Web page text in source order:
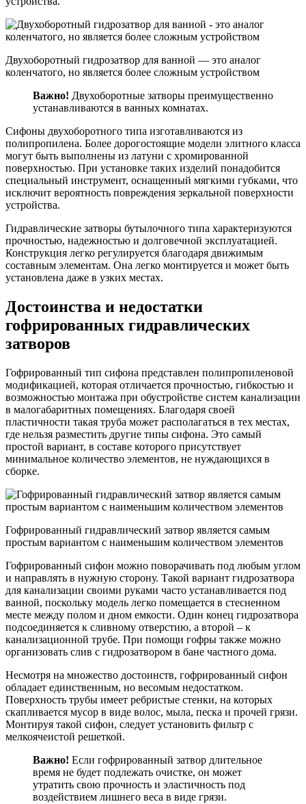
Двухоборотный гидрозатвор для ванной — это аналог
коленчатого, но является более сложным устройством
Важно! Двухоборотные затворы преимущественно
устанавливаются в ванных комнатах.
Сифоны двухоборотного типа изготавливаются из
полипропилена. Более дорогостоящие модели элитного класса
могут быть выполнены из латуни с хромированной
поверхностью. При установке таких изделий понадобится
специальный инструмент, оснащенный мягкими губками, что
исключит вероятность повреждения зеркальной поверхности
устройства.
Гидравлические затворы бутылочного типа характеризуются
прочностью, надежностью и долговечной эксплуатацией.
Конструкция легко регулируется благодаря движимым
составным элементам. Она легко монтируется и может быть
установлена даже в узких местах.
Достоинства и недостатки
гофрированных гидравлических
затворов
Гофрированный тип сифона представлен полипропиленовой
модификацией, которая отличается прочностью, гибкостью и
возможностью монтажа при обустройстве систем канализации
в малогабаритных помещениях. Благодаря своей
пластичности такая труба может располагаться в тех местах,
где нельзя разместить другие типы сифона. Это самый
простой вариант, в составе которого присутствует
минимальное количество элементов, не нуждающихся в
сборке.
Гофрированный гидравлический затвор является самым
простым вариантом с наименьшим количеством элементов
Гофрированный сифон можно поворачивать под любым углом
и направлять в нужную сторону. Такой вариант гидрозатвора
для канализации своими руками часто устанавливается под
ванной, поскольку модель легко помещается в стесненном
месте между полом и дном емкости. Один конец гидрозатвора
подсоединяется к сливному отверстию, а второй – к
канализационной трубе. При помощи гофры также можно
организовать слив с гидрозатвором в бане частного дома.
Несмотря на множество достоинств, гофрированный сифон
обладает единственным, но весомым недостатком.
Поверхность трубы имеет ребристые стенки, на которых
скапливается мусор в виде волос, мыла, песка и прочей грязи.
Монтируя такой сифон, следует установить фильтр с
мелкоячеистой решеткой.
Важно! Если гофрированный затвор длительное
время не будет подлежать очистке, он может
утратить свою прочность и эластичность под
воздействием лишнего веса в виде грязи.